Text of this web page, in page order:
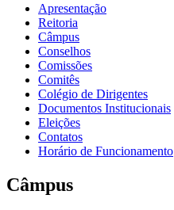
Apresentação
Reitoria
Câmpus
Conselhos
Comissões
Comitês
Colégio de Dirigentes
Documentos Institucionais
Eleições
Contatos
Horário de Funcionamento
Câmpus